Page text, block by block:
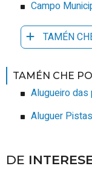
Campo
TAMÉN
TAMÉN CHE
Alugueiro
Aluguer
DE